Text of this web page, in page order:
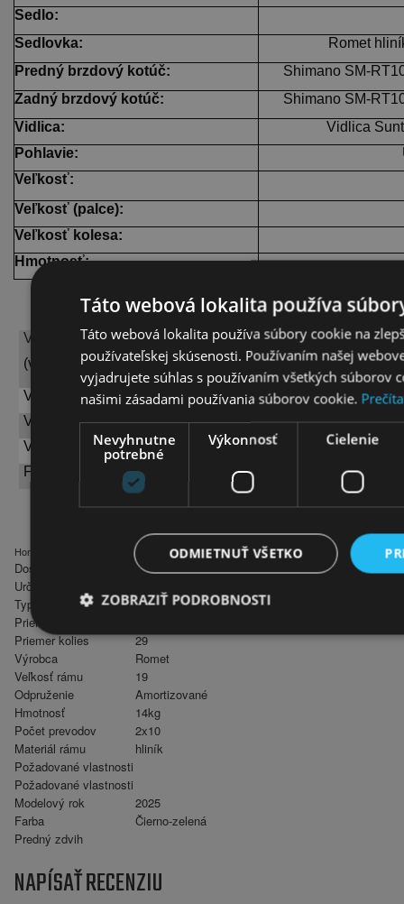
Sedlo:
Sedlovka:
Romet
Predný brzdový kotúč:
Shimano SM-
Zadný brzdový kotúč:
Shimano SM-
Vidlica:
Vidlica
Pohlavie:
Veľkosť:
Veľkosť (palce):
Veľkosť kolesa:
Hmotnosť:
VEĽKOSTNÁ TABUĽKA:
(výška v cm)
Od 174 cm do 182 cm
VEĽKOSŤ RÁMU:
19
VEĽKOSŤ KOLESA:
29“
VHODNÉ PRE POHLAVIE:
Unisex
FARBA:
Čierno-zelená
Horské bicykle
Dostupnosť
Určenie
Typ
horské
Priemer kolies
Priemer kolies
29
Výrobca
Romet
Veľkosť rámu
19
Odpruženie
Amortizované
Hmotnosť
14kg
Počet prevodov
2x10
Materiál rámu
hliník
Požadované vlastnosti
Požadované vlastnosti
Modelový rok
2025
Farba
Čierno-zelená
Predný zdvih
NAPÍSAŤ RECENZIU
Táto webová lokalita používa
Táto webová lokalita používa súbory cookie na
používateľskej skúsenosti. Používaním našej
vyjadrujete súhlas s používaním všetkých súborov
našimi zásadami používania súborov cookie.
Nevyhnutne
potrebné
Výkonnosť Cielenie
ODMIETNUŤ VŠETKO
ZOBRAZIŤ PODROBNOSTI